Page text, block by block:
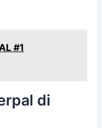
#1
di